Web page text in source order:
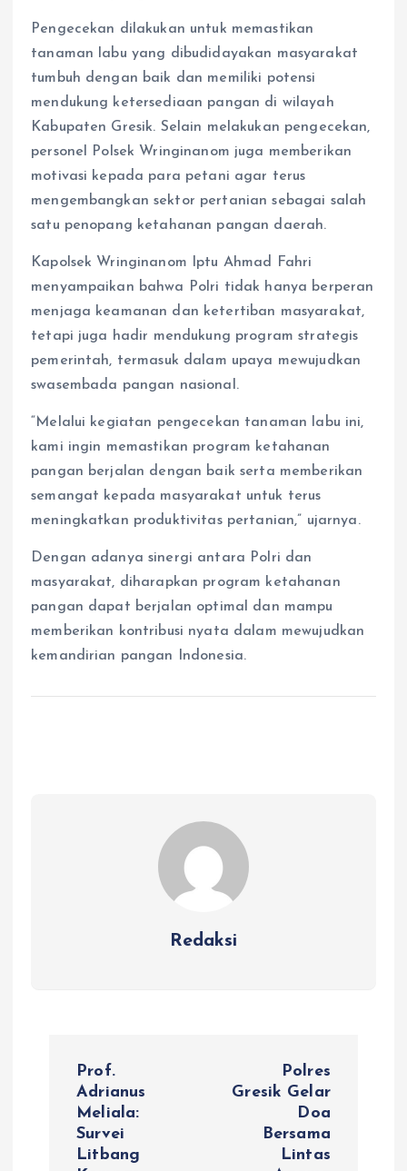
Pengecekan dilakukan untuk memastikan
tanaman labu yang dibudidayakan masyarakat
tumbuh dengan baik dan memiliki potensi
mendukung ketersediaan pangan di wilayah
Kabupaten Gresik. Selain melakukan pengecekan,
personel Polsek Wringinanom juga memberikan
motivasi kepada para petani agar terus
mengembangkan sektor pertanian sebagai salah
satu penopang ketahanan pangan daerah.
Kapolsek Wringinanom Iptu Ahmad Fahri
menyampaikan bahwa Polri tidak hanya berperan
menjaga keamanan dan ketertiban masyarakat,
tetapi juga hadir mendukung program strategis
pemerintah, termasuk dalam upaya mewujudkan
swasembada pangan nasional.
“Melalui kegiatan pengecekan tanaman labu ini,
kami ingin memastikan program ketahanan
pangan berjalan dengan baik serta memberikan
semangat kepada masyarakat untuk terus
meningkatkan produktivitas pertanian,” ujarnya.
Dengan adanya sinergi antara Polri dan
masyarakat, diharapkan program ketahanan
pangan dapat berjalan optimal dan mampu
memberikan kontribusi nyata dalam mewujudkan
kemandirian pangan Indonesia.
Redaksi
Prof.
Adrianus
Meliala:
Survei
Litbang
Polres
Gresik Gelar
Doa
Bersama
Lintas